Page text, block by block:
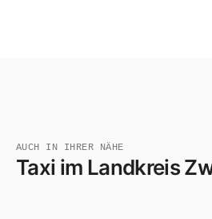
AUCH IN IHRER NÄHE
Taxi im Landkreis